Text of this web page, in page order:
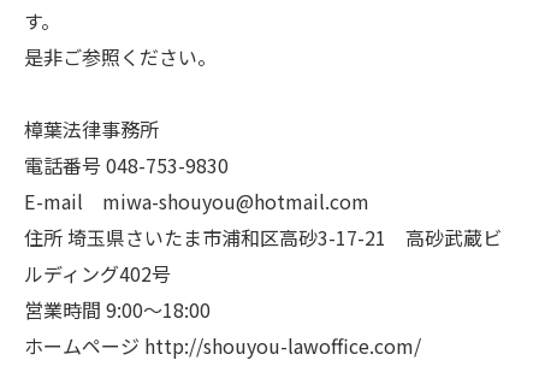
す。
是非ご参照ください。
樟葉法律事務所
電話番号 048-753-9830
E-mail miwa-shouyou@hotmail.com
住所 埼玉県さいたま市浦和区高砂3-17-21 高砂武蔵ビ
ルディング402号
営業時間 9:00～18:00
ホームページ http://shouyou-lawoffice.com/